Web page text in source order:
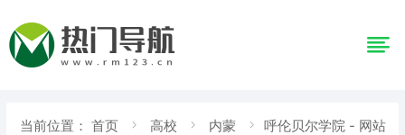
当前位置： 首页 高校 内蒙 呼伦贝尔学院 - 网站